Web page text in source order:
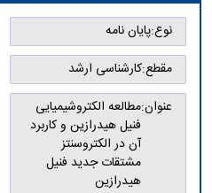
نوع:پایان نامه
مقطع:کارشناسی ارشد
عنوان:مطالعه الکتروشیمیایی
فنیل هیدرازین و کاربرد
آن در الکتروسنتز
مشتقات جدید فنیل
هیدرازین